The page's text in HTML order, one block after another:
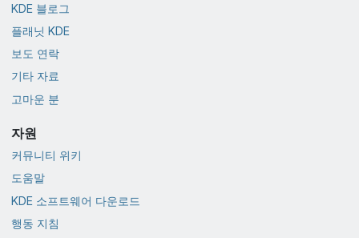
KDE 블로그
플래닛 KDE
보도 연락
기타 자료
고마운 분
자원
커뮤니티 위키
도움말
KDE 소프트웨어 다운로드
행동 지침